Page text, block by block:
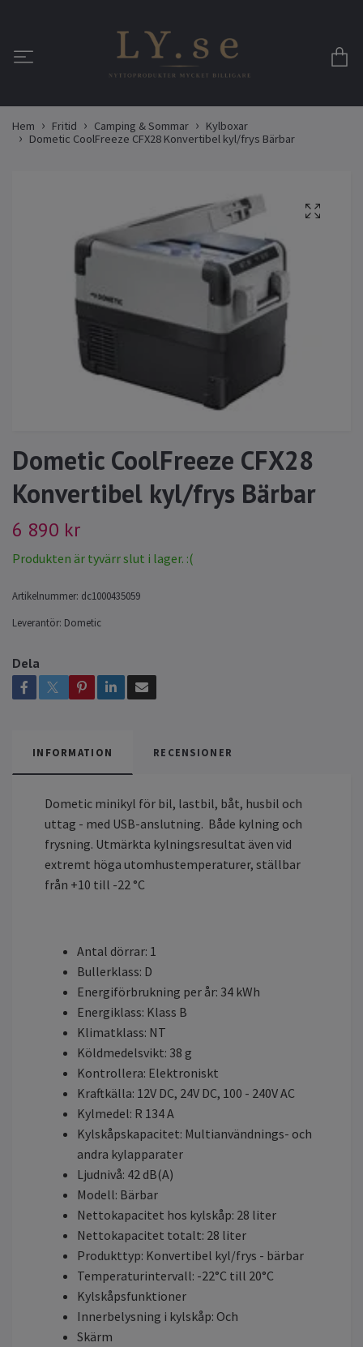
Hem Fritid Camping & Sommar
Kylboxar
Dometic CoolFreeze CFX28 Konvertibel kyl/frys Bärbar
Dometic CoolFreeze CFX28
Konvertibel kyl/frys Bärbar
6 890 kr
Produkten är tyvärr slut i lager. :(
Artikelnummer: dc1000435059
Leverantör: Dometic
Dela
INFORMATION RECENSIONER
Dometic minikyl för bil, lastbil, båt, husbil och
uttag - med USB-anslutning. Både kylning och
frysning. Utmärkta kylningsresultat även vid
extremt höga utomhustemperaturer, ställbar
från +10 till -22 °C
Antal dörrar: 1
Bullerklass: D
Energiförbrukning per år: 34 kWh
Energiklass: Klass B
Klimatklass: NT
Köldmedelsvikt: 38 g
Kontrollera: Elektroniskt
Kraftkälla: 12V DC, 24V DC, 100 - 240V AC
Kylmedel: R 134 A
Kylskåpskapacitet: Multianvändnings- och
andra kylapparater
Ljudnivå: 42 dB(A)
Modell: Bärbar
Nettokapacitet hos kylskåp: 28 liter
Nettokapacitet totalt: 28 liter
Produkttyp: Konvertibel kyl/frys - bärbar
Temperaturintervall: -22°C till 20°C
Kylskåpsfunktioner
Innerbelysning i kylskåp: Och
Skärm